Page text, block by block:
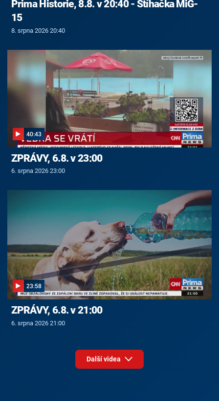
Prima Historie, 8.8. v 20:40 - Stíhačka MiG-
15
8. srpna 2026 20:40
40:43
ZPRÁVY, 6.8. v 23:00
6. srpna 2026 23:00
23:58
ZPRÁVY, 6.8. v 21:00
6. srpna 2026 21:00
Další videa